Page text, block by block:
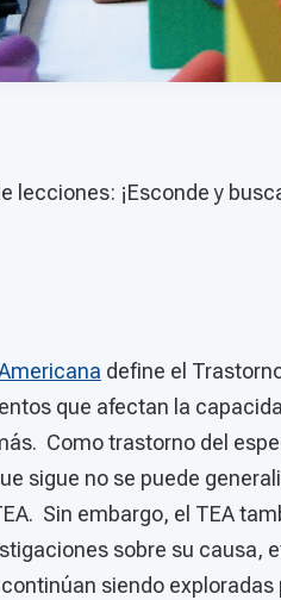
lecciones: ¡Esconde y
define el
que afectan la
Como trastorno del
sigue no se puede
Sin embargo, el TEA
sobre su causa,
siendo